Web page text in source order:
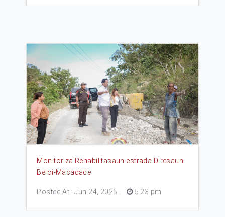
Monitoriza Rehabilitasaun estrada Diresaun
Beloi-Macadade
Posted At : Jun 24, 2025 5 23 pm